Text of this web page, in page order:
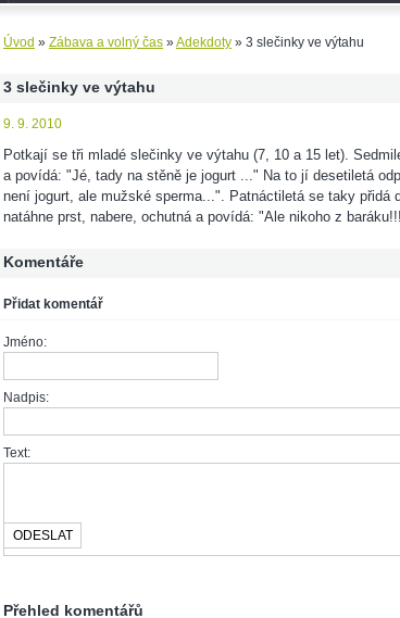
Úvod » Zábava a volný čas »Adekdoty » 3 slečinky ve výtahu
3 slečinky ve výtahu
9. 9. 2010
Potkají se tři mladé slečinky ve výtahu (7, 10 a 15 let).
a povídá: "Jé, tady na stěně je jogurt ..." Na to jí desetiletá
není jogurt, ale mužské sperma...". Patnáctiletá se taky přidá
natáhne prst, nabere, ochutná a povídá: "Ale nikoho z
Komentáře
Přidat komentář
Jméno:
Nadpis:
Text:
Přehled komentářů